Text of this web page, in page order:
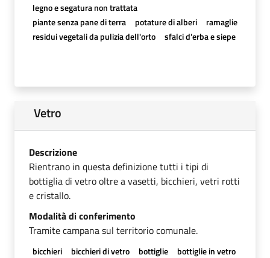
legno e segatura non trattata
piante senza pane di terra
potature di alberi
ramaglie
residui vegetali da pulizia dell'orto
sfalci d'erba e siepe
Vetro
Descrizione
Rientrano in questa definizione tutti i tipi di
bottiglia di vetro oltre a vasetti, bicchieri, vetri rotti
e cristallo.
Modalità di conferimento
Tramite campana sul territorio comunale.
bicchieri bicchieri di vetro bottiglie
bottiglie in vetro